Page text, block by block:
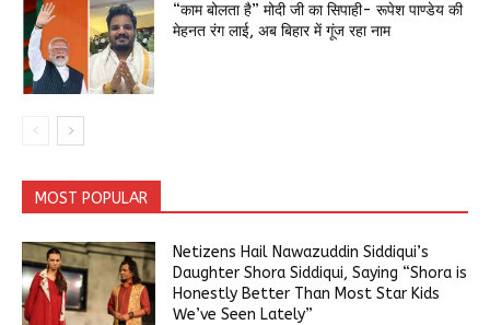
“काम बोलता है” मोदी जी का सिपाही- रूपेश पाण्डेय की
मेहनत रंग लाई, अब बिहार में गूंज रहा नाम
MOST POPULAR
Netizens Hail Nawazuddin Siddiqui’s
Daughter Shora Siddiqui, Saying “Shora is
Honestly Better Than Most Star Kids
We’ve Seen Lately”